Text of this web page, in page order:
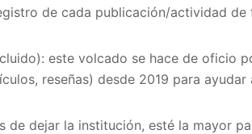
de cada publicación/actividad de
este volcado se hace de oficio
reseñas) desde 2019 para ayudar
de dejar la institución, esté la mayor